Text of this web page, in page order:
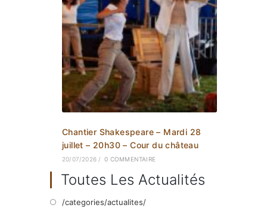
Chantier Shakespeare – Mardi 28
juillet – 20h30 – Cour du château
20/07/2026 / 0 COMMENTAIRE
Toutes Les Actualités
/categories/actualites/